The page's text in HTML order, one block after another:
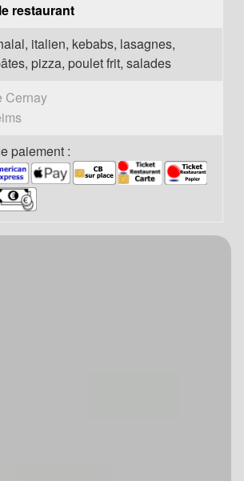
restaurant
italien, kebabs, lasagnes,
pizza, poulet frit, salades
Cernay
paiement :